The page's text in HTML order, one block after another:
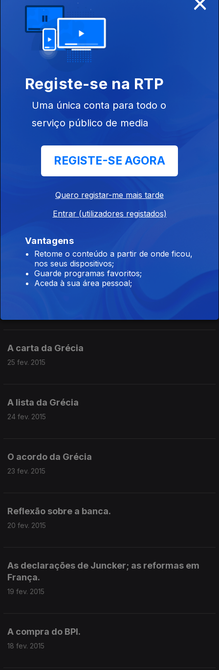
Granadeiro na comissão parlamentar
05 mar. 2015
Novelas angolanas e portuguesas
04 mar. 2015
Isabel dos Santos "quer" um super-banco
A dívida de Passos Coelho
27 fev. 2015
Portugal em vigilância devido a desequilíbrios
A carta da Grécia
25 fev. 2015
A lista da Grécia
24 fev. 2015
O acordo da Grécia
23 fev. 2015
Reflexão sobre a banca.
20 fev. 2015
As declarações de Juncker; as reformas em
França.
19 fev. 2015
A compra do BPI.
18 fev. 2015
Registe-se na RTP
Uma única conta para todo o
serviço público de media
REGISTE-SE AGORA
Quero registar-me mais tarde
Entrar (utilizadores registados)
Vantagens
Retome o conteúdo a partir de onde ficou,
nos seus dispositivos;
Guarde programas favoritos;
Aceda à sua área pessoal;